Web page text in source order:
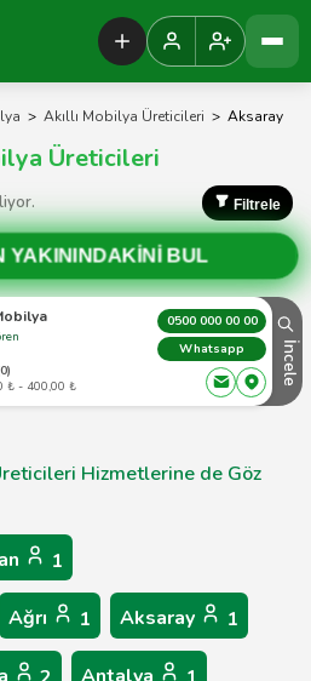
> Akıllı Mobilya Üreticileri > Aksaray
Üreticileri
Filtrele
YAKININDAKİNİ BUL
₺ - 400,00 ₺
0500 000 00 00
Whatsapp
İncele
Hizmetlerine de Göz
1
Ağrı 1 Aksaray 1